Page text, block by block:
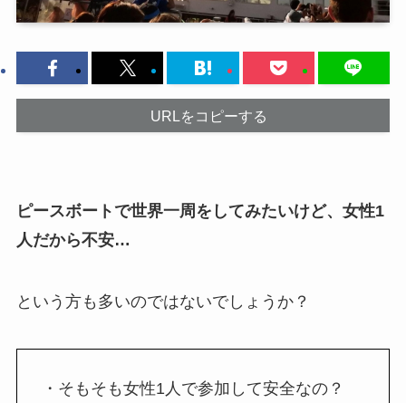
URLをコピーする
ピースボートで世界一周をしてみたいけど、女性1
人だから不安…
という方も多いのではないでしょうか？
・そもそも女性1人で参加して安全なの？